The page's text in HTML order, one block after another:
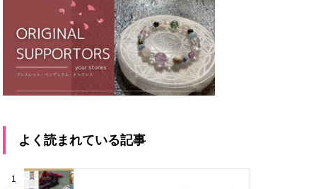
よく読まれている記事
1